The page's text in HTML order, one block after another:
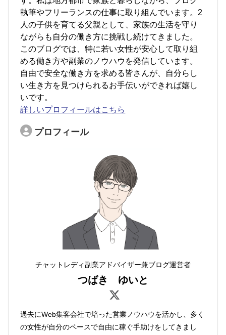
執筆やフリーランスの仕事に取り組んでいます。2
人の子供を育てる父親として、家族の生活を守り
ながらも自分の働き方に挑戦し続けてきました。
このブログでは、特に若い女性が安心して取り組
める働き方や副業のノウハウを発信しています。
自由で安全な働き方を求める皆さんが、自分らし
い生き方を見つけられるお手伝いができれば嬉し
いです。
詳しいプロフィールはこちら
プロフィール
チャットレディ副業アドバイザー兼ブログ運営者
つばき ゆいと
過去にWeb集客会社で培った営業ノウハウを活かし、多く
の女性が自分のペースで自由に稼ぐ手助けをしてきまし